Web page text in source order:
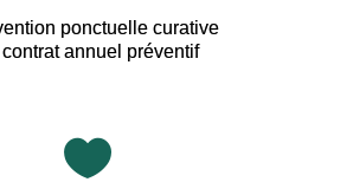
ponctuelle curative
annuel préventif
